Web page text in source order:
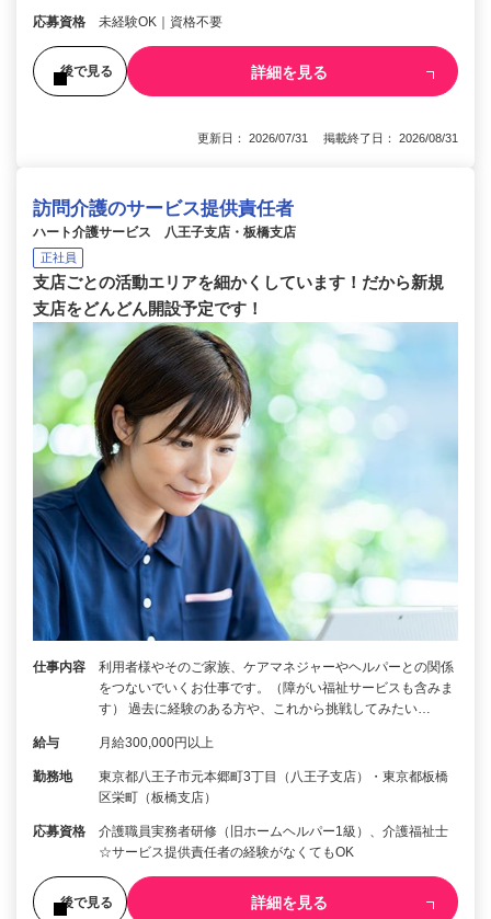
応募資格 未経験OK｜資格不要
後で見る 詳細を見る
更新日： 2026/07/31 掲載終了日： 2026/08/31
訪問介護のサービス提供責任者
ハート介護サービス 八王子支店・板橋支店
正社員
支店ごとの活動エリアを細かくしています！だから新規
支店をどんどん開設予定です！
仕事内容
利用者様やそのご家族、ケアマネジャーやヘルパーとの関係
をつないでいくお仕事です。（障がい福祉サービスも含みま
す） 過去に経験のある方や、これから挑戦してみたい…
給与 月給300,000円以上
勤務地
東京都八王子市元本郷町3丁目（八王子支店）・東京都板橋
区栄町（板橋支店）
応募資格
介護職員実務者研修（旧ホームヘルパー1級）、介護福祉士
☆サービス提供責任者の経験がなくてもOK
後で見る 詳細を見る